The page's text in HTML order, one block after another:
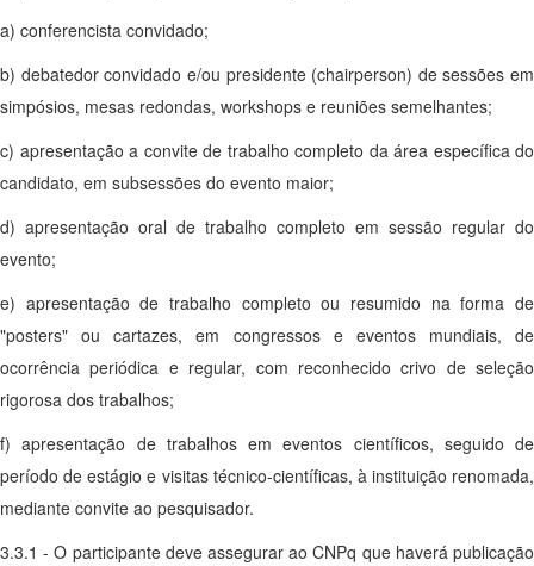
a) conferencista convidado;
b) debatedor convidado e/ou presidente (chairperson) de sessões em
simpósios, mesas redondas, workshops e reuniões semelhantes;
c) apresentação a convite de trabalho completo da área específica do
candidato, em subsessões do evento maior;
d) apresentação oral de trabalho completo em sessão regular do
evento;
e) apresentação de trabalho completo ou resumido na forma de
"posters" ou cartazes, em congressos e eventos mundiais, de
ocorrência periódica e regular, com reconhecido crivo de seleção
rigorosa dos trabalhos;
f) apresentação de trabalhos em eventos científicos, seguido de
período de estágio e visitas técnico-científicas, à instituição renomada,
mediante convite ao pesquisador.
3.3.1 - O participante deve assegurar ao CNPq que haverá publicação